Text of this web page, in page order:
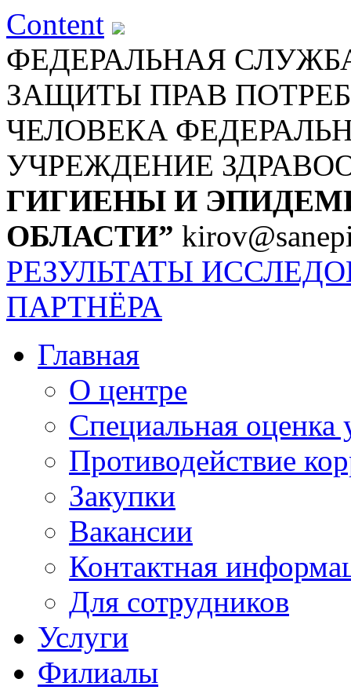
Content
ФЕДЕРАЛЬНАЯ
ЗАЩИТЫ ПРАВ
ЧЕЛОВЕКА
УЧРЕЖДЕНИЕ
ГИГИЕНЫ И
ОБЛАСТИ”
РЕЗУЛЬТАТЫ
ПАРТНЁРА
Главная
О центре
Специальная оценка
Противодействие
Закупки
Вакансии
Контактная
Для сотрудников
Услуги
Филиалы